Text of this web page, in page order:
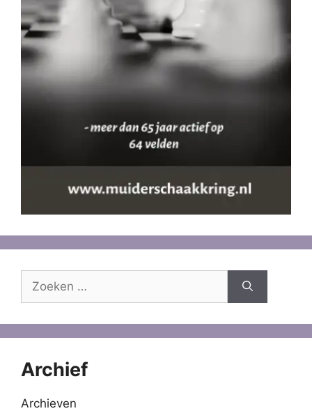
naar:
Archief
Archieven